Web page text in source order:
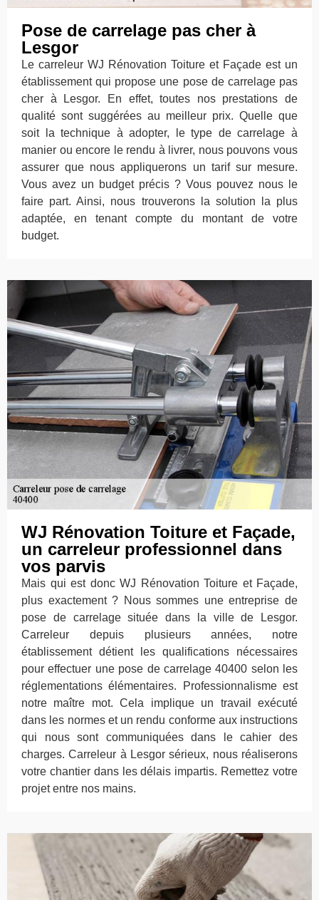
Pose de carrelage pas cher à
Lesgor
Le carreleur WJ Rénovation Toiture et Façade est un
établissement qui propose une pose de carrelage pas
cher à Lesgor. En effet, toutes nos prestations de
qualité sont suggérées au meilleur prix. Quelle que
soit la technique à adopter, le type de carrelage à
manier ou encore le rendu à livrer, nous pouvons vous
assurer que nous appliquerons un tarif sur mesure.
Vous avez un budget précis ? Vous pouvez nous le
faire part. Ainsi, nous trouverons la solution la plus
adaptée, en tenant compte du montant de votre
budget.
WJ Rénovation Toiture et Façade,
un carreleur professionnel dans
vos parvis
Mais qui est donc WJ Rénovation Toiture et Façade,
plus exactement ? Nous sommes une entreprise de
pose de carrelage située dans la ville de Lesgor.
Carreleur depuis plusieurs années, notre
établissement détient les qualifications nécessaires
pour effectuer une pose de carrelage 40400 selon les
réglementations élémentaires. Professionnalisme est
notre maître mot. Cela implique un travail exécuté
dans les normes et un rendu conforme aux instructions
qui nous sont communiquées dans le cahier des
charges. Carreleur à Lesgor sérieux, nous réaliserons
votre chantier dans les délais impartis. Remettez votre
projet entre nos mains.